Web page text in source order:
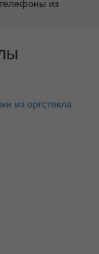
из
из оргстекла